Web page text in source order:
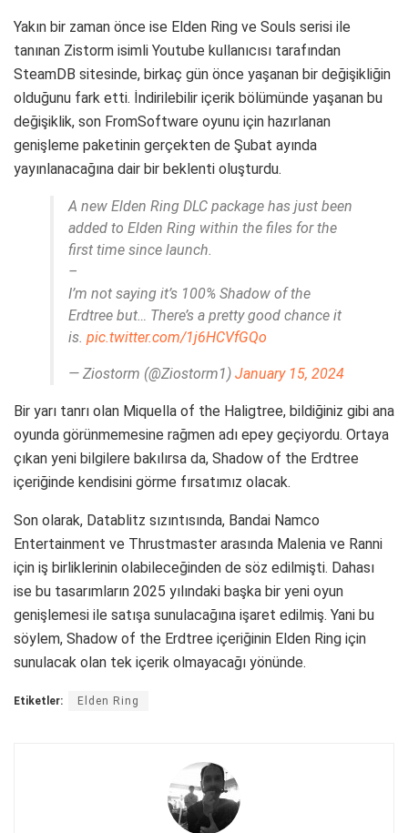
Yakın bir zaman önce ise Elden Ring ve Souls serisi ile
tanınan Zistorm isimli Youtube kullanıcısı tarafından
SteamDB sitesinde, birkaç gün önce yaşanan bir değişikliğin
olduğunu fark etti. İndirilebilir içerik bölümünde yaşanan bu
değişiklik, son FromSoftware oyunu için hazırlanan
genişleme paketinin gerçekten de Şubat ayında
yayınlanacağına dair bir beklenti oluşturdu.
A new Elden Ring DLC package has just been
added to Elden Ring within the files for the
first time since launch.
–
I’m not saying it’s 100% Shadow of the
Erdtree but… There’s a pretty good chance it
is. pic.twitter.com/1j6HCVfGQo
— Ziostorm (@Ziostorm1) January 15, 2024
Bir yarı tanrı olan Miquella of the Haligtree, bildiğiniz gibi ana
oyunda görünmemesine rağmen adı epey geçiyordu. Ortaya
çıkan yeni bilgilere bakılırsa da, Shadow of the Erdtree
içeriğinde kendisini görme fırsatımız olacak.
Son olarak, Datablitz sızıntısında, Bandai Namco
Entertainment ve Thrustmaster arasında Malenia ve Ranni
için iş birliklerinin olabileceğinden de söz edilmişti. Dahası
ise bu tasarımların 2025 yılındaki başka bir yeni oyun
genişlemesi ile satışa sunulacağına işaret edilmiş. Yani bu
söylem, Shadow of the Erdtree içeriğinin Elden Ring için
sunulacak olan tek içerik olmayacağı yönünde.
Etiketler: Elden Ring